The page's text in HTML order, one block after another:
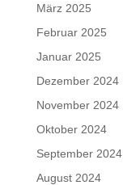
März 2025
Februar 2025
Januar 2025
Dezember 2024
November 2024
Oktober 2024
September 2024
August 2024